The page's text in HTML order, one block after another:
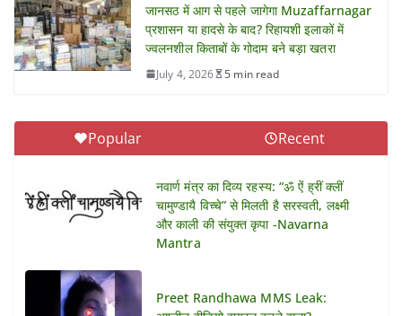
जानसठ में आग से पहले जागेगा Muzaffarnagar
प्रशासन या हादसे के बाद? रिहायशी इलाकों में
ज्वलनशील किताबों के गोदाम बने बड़ा खतरा
July 4, 2026 5 min read
Popular Recent
नवार्ण मंत्र का दिव्य रहस्य: “ॐ ऐं ह्रीं क्लीं
चामुण्डायै विच्चे” से मिलती है सरस्वती, लक्ष्मी
और काली की संयुक्त कृपा -Navarna
Mantra
Preet Randhawa MMS Leak: